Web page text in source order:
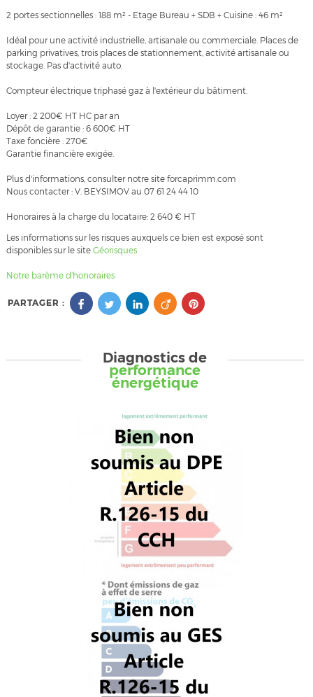
2 portes sectionnelles : 188 m² - Etage Bureau + SDB + Cuisine : 46 m²
Idéal pour une activité industrielle, artisanale ou commerciale. Places de
parking privatives, trois places de stationnement, activité artisanale ou
stockage. Pas d'activité auto.
Compteur électrique triphasé gaz à l'extérieur du bâtiment.
Loyer : 2 200€ HT HC par an
Dépôt de garantie : 6 600€ HT
Taxe foncière : 270€
Garantie financière exigée.
Plus d'informations, consulter notre site forcaprimm.com
Nous contacter : V. BEYSIMOV au 07 61 24 44 10
Honoraires à la charge du locataire: 2 640 € HT
Les informations sur les risques auxquels ce bien est exposé sont
disponibles sur le site Géorisques
Notre barème d'honoraires
PARTAGER :
Diagnostics de
performance
énergétique